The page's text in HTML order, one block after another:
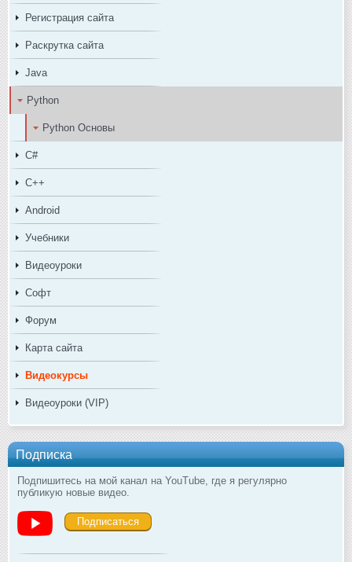
Регистрация сайта
Раскрутка сайта
Java
Python
Python Основы
C#
C++
Android
Учебники
Видеоуроки
Софт
Форум
Карта сайта
Видеокурсы
Видеоуроки (VIP)
Подписка
Подпишитесь на мой канал на YouTube, где я регулярно
публикую новые видео.
Подписаться